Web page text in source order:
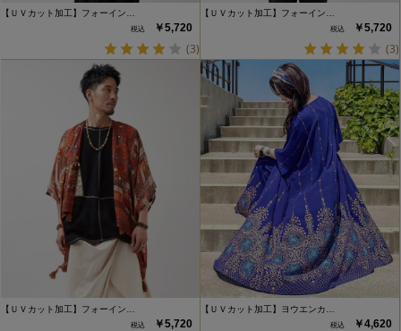
【ＵＶカット加工】フォーイン…
￥5,720
(3)
【ＵＶカット加工】フォーイン…
￥5,720
(3)
【ＵＶカット加工】フォーイン…
￥5,720
【ＵＶカット加工】ヨウエンカ…
￥4,620